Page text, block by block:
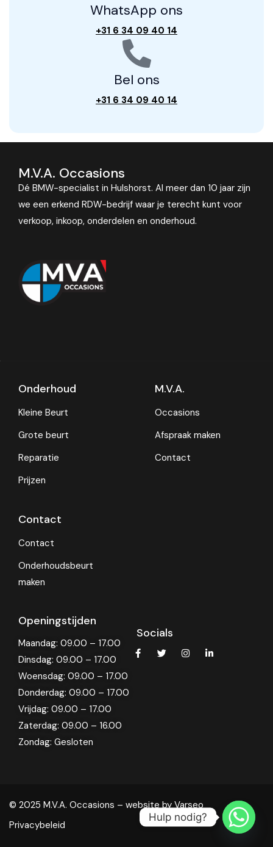
WhatsApp ons
+31 6 34 09 40 14
Bel ons
+31 6 34 09 40 14
M.V.A. Occasions
Dé BMW-specialist in Hulshorst. Al meer dan 10 jaar zijn
we een erkend RDW-bedrijf waar je terecht kunt voor
verkoop, inkoop, onderdelen en onderhoud.
Onderhoud
Kleine Beurt
Grote beurt
Reparatie
Prijzen
M.V.A.
Occasions
Afspraak maken
Contact
Contact
Contact
Onderhoudsbeurt
maken
Openingstijden
Maandag: 09.00 – 17.00
Dinsdag: 09.00 – 17.00
Woensdag: 09.00 – 17.00
Donderdag: 09.00 – 17.00
Vrijdag: 09.00 – 17.00
Zaterdag: 09.00 – 16.00
Zondag: Gesloten
Socials
© 2025 M.V.A. Occasions – website byVarseo
Privacybeleid
Hulp nodig?